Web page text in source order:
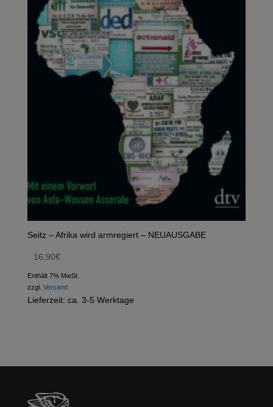
Seitz – Afrika wird armregiert – NEUAUSGABE
16,90€
Enthält 7% MwSt.
zzgl. Versand
Lieferzeit: ca. 3-5 Werktage